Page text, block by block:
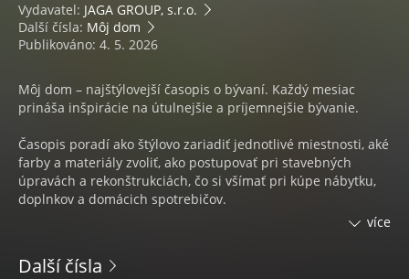
Vydavatel: JAGA GROUP, s.r.o.
Další čísla: Môj dom
Publikováno: 4. 5. 2026
Môj dom – najštýlovejší časopis o bývaní. Každý mesiac
prináša inšpirácie na útulnejšie a príjemnejšie bývanie.
Časopis poradí ako štýlovo zariadiť jednotlivé miestnosti, aké
farby a materiály zvoliť, ako postupovať pri stavebných
úpravách a rekonštrukciách, čo si všímať pri kúpe nábytku,
doplnkov a domácich spotrebičov.
záhradným inšpiráciám.
více
Další čísla